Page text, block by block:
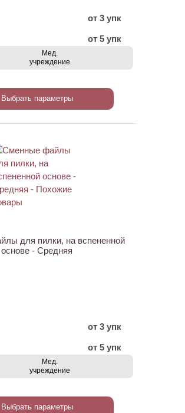
от 3 упк
от 5 упк
Мед.
учреждение
Выбрать параметры
для пилки, на вспененной
основе - Средняя
от 3 упк
от 5 упк
Мед.
учреждение
Выбрать параметры